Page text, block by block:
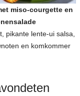
miso-courgette en
pikante lente-ui salsa,
en komkommer